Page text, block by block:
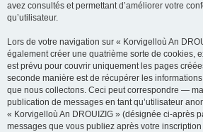
avez consultés et permettant d’améliorer votre
qu’utilisateur.
Lors de votre navigation sur « Korvigelloù An
également créer une quatrième sorte de cookies,
est prévu pour couvrir uniquement les pages
seconde manière est de récupérer les
que nous collectons. Ceci peut correspondre —
publication de messages en tant qu’utilisateur
« Korvigelloù An DROUIZIG » (désignée ci-après
messages que vous publiez après votre